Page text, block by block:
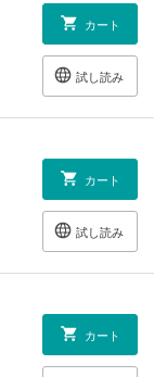
カート
試し読み
カート
試し読み
カート